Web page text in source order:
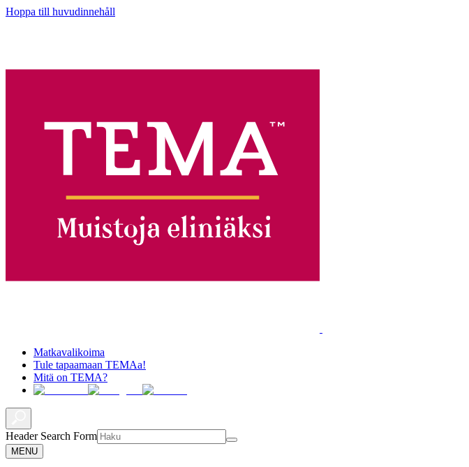
Hoppa till huvudinnehåll
Matkavalikoima
Tule tapaamaan TEMAa!
Mitä on TEMA?
Header Search Form
MENU